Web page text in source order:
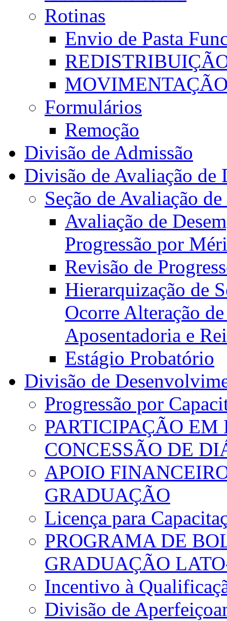
Rotinas
Envio de Pasta
Formulários
Remoção
Divisão de Admissão
Divisão de Avaliação de
Seção de Avaliação
Avaliação de
Progressão por
Revisão de
Hierarquização de
Ocorre Alteração
Aposentadoria e
Estágio Probatório
Divisão de
Progressão por
PARTICIPAÇÃO EM
CONCESSÃO DE
APOIO
GRADUAÇÃO
Licença para
PROGRAMA DE
GRADUAÇÃO
Incentivo à
Divisão de